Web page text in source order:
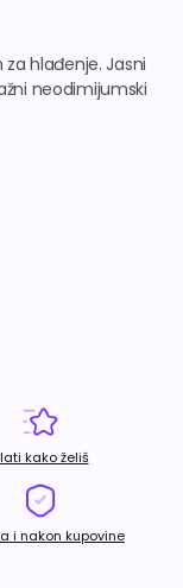
hlađenje. Jasni
neodimijumski
kako želiš
i nakon kupovine